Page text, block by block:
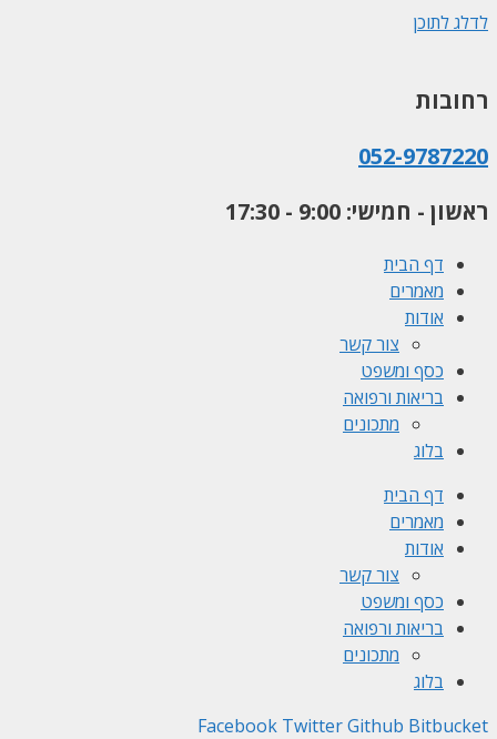
לדלג לתוכן
רחובות
052-9787220
ראשון - חמישי: 9:00 - 17:30
דף הבית
מאמרים
אודות
צור קשר
כסף ומשפט
בריאות ורפואה
מתכונים
בלוג
דף הבית
מאמרים
אודות
צור קשר
כסף ומשפט
בריאות ורפואה
מתכונים
בלוג
Facebook TwitterGithub Bitbucket